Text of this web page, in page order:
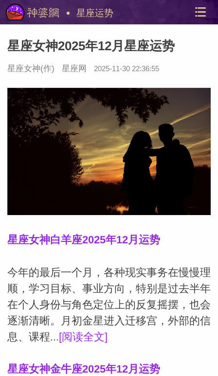
美国神
星座运势
站内导
星座女神2025年12月星座运势
星座女神(作) 星座网 2025-11-30 22:36:55
星座女神白羊座2025年12月运势
今年的最后一个月，各种现实事务在慢慢理
顺，学习目标、事业方向，特别是过去半年
在个人身份与角色定位上的反复摇摆，也会
逐渐清晰。月初金星进入迁移宫，外部的信
息、课程...[阅读全文]
星座女神金牛座2025年12月运势